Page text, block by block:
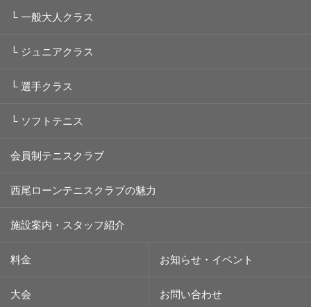
└ 一般大人クラス
└ ジュニアクラス
└ 選手クラス
└ ソフトテニス
会員制テニスクラブ
西尾ローンテニスクラブの魅力
施設案内・スタッフ紹介
料金 お知らせ・イベント
大会 お問い合わせ